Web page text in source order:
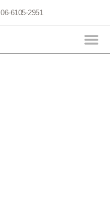
06-6105-2951